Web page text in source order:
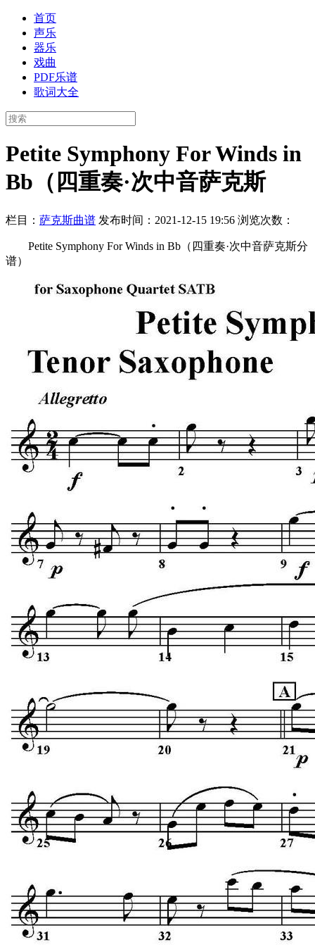
首页
声乐
器乐
戏曲
PDF乐谱
歌词大全
Petite Symphony For Winds in
Bb（四重奏·次中音萨克斯
栏目： 萨克斯曲谱 发布时间：2021-12-15 19:56 浏览次数：
Petite Symphony For Winds in Bb（四重奏·次中音萨克斯分
谱）